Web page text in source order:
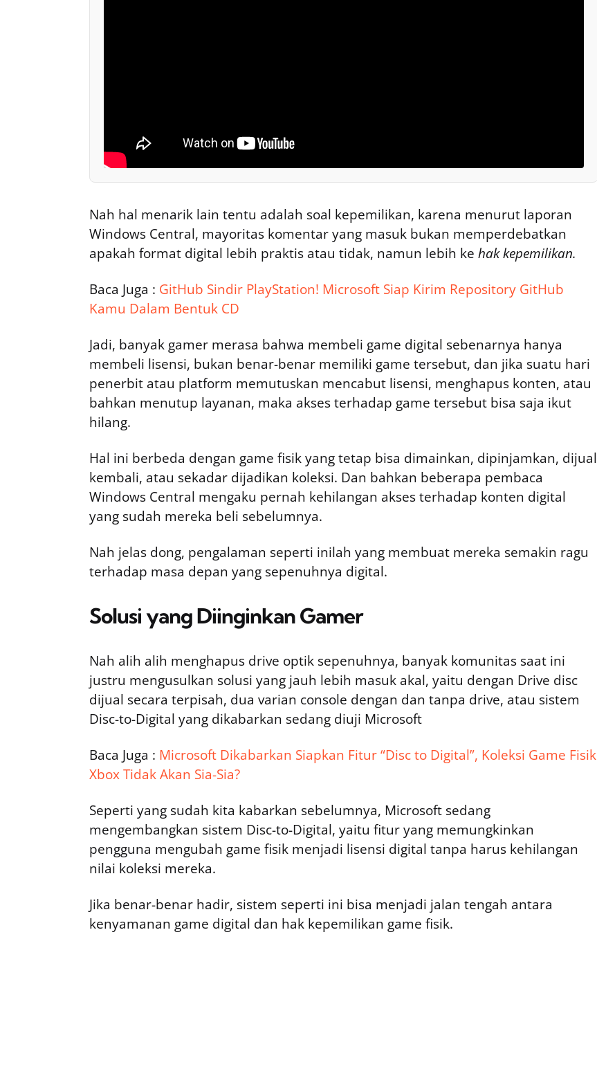
Nah hal menarik lain tentu adalah soal kepemilikan, karena menurut laporan
Windows Central, mayoritas komentar yang masuk bukan memperdebatkan
apakah format digital lebih praktis atau tidak, namun lebih ke hak kepemilikan.
Baca Juga : GitHub Sindir PlayStation! Microsoft Siap Kirim Repository GitHub
Kamu Dalam Bentuk CD
Jadi, banyak gamer merasa bahwa membeli game digital sebenarnya hanya
membeli lisensi, bukan benar-benar memiliki game tersebut, dan jika suatu hari
penerbit atau platform memutuskan mencabut lisensi, menghapus konten, atau
bahkan menutup layanan, maka akses terhadap game tersebut bisa saja ikut
hilang.
Hal ini berbeda dengan game fisik yang tetap bisa dimainkan, dipinjamkan, dijual
kembali, atau sekadar dijadikan koleksi. Dan bahkan beberapa pembaca
Windows Central mengaku pernah kehilangan akses terhadap konten digital
yang sudah mereka beli sebelumnya.
Nah jelas dong, pengalaman seperti inilah yang membuat mereka semakin ragu
terhadap masa depan yang sepenuhnya digital.
Solusi yang Diinginkan Gamer
Nah alih alih menghapus drive optik sepenuhnya, banyak komunitas saat ini
justru mengusulkan solusi yang jauh lebih masuk akal, yaitu dengan Drive disc
dijual secara terpisah, dua varian console dengan dan tanpa drive, atau sistem
Disc-to-Digital yang dikabarkan sedang diuji Microsoft
Baca Juga : Microsoft Dikabarkan Siapkan Fitur “Disc to Digital”, Koleksi Game Fisik
Xbox Tidak Akan Sia-Sia?
Seperti yang sudah kita kabarkan sebelumnya, Microsoft sedang
mengembangkan sistem Disc-to-Digital, yaitu fitur yang memungkinkan
pengguna mengubah game fisik menjadi lisensi digital tanpa harus kehilangan
nilai koleksi mereka.
Jika benar-benar hadir, sistem seperti ini bisa menjadi jalan tengah antara
kenyamanan game digital dan hak kepemilikan game fisik.